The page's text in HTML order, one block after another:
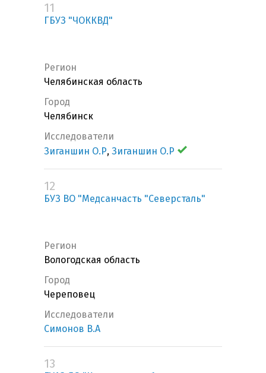
11
ГБУЗ "ЧОККВД"
Регион
Челябинская область
Город
Челябинск
Исследователи
Зиганшин О.Р, Зиганшин О.Р
12
БУЗ ВО "Медсанчасть "Северсталь"
Регион
Вологодская область
Город
Череповец
Исследователи
Симонов В.А
13